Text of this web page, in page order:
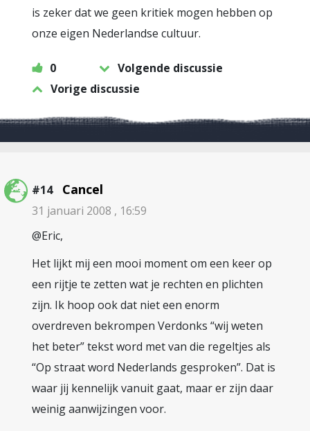
is zeker dat we geen kritiek mogen hebben op
onze eigen Nederlandse cultuur.
0
Volgende discussie
Vorige discussie
#14 Cancel
31 januari 2008 , 16:59
@Eric,
Het lijkt mij een mooi moment om een keer op
een rijtje te zetten wat je rechten en plichten
zijn. Ik hoop ook dat niet een enorm
overdreven bekrompen Verdonks “wij weten
het beter” tekst word met van die regeltjes als
“Op straat word Nederlands gesproken”. Dat is
waar jij kennelijk vanuit gaat, maar er zijn daar
weinig aanwijzingen voor.